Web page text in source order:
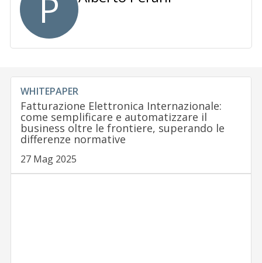
WHITEPAPER
Fatturazione Elettronica Internazionale:
come semplificare e automatizzare il
business oltre le frontiere, superando le
differenze normative
27 Mag 2025